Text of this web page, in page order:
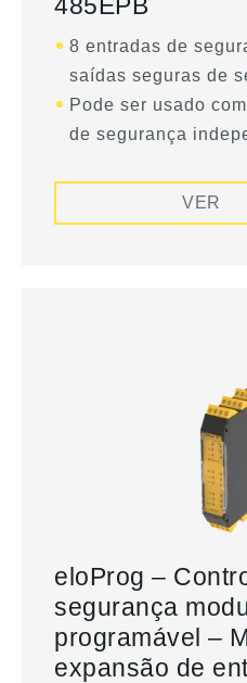
8 entradas de
saídas seguras de
Pode ser usado
de segurança
VER
eloProg –
segurança
programável –
expansão de